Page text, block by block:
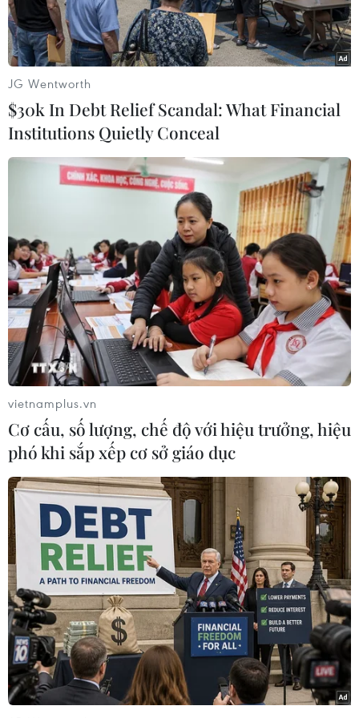
Dây truyền đóng gói tự động trứng gá Hòa Phát. (Ảnh:
Vietnam+)
Sau 7 tháng năm 2025, Tập đoàn Hòa Phát ghi
nhận mức tăng trưởng lợi nhuận 135% trong
lĩnh vực chăn nuôi gia cầm so với cùng kỳ năm
ngoái. Kết quả này là nhờ giá trứng tăng mạnh
trong bối cảnh nguồn cung giảm. Sản lượng duy
trì ổn định gần 1 triệu quả mỗi ngày, tương
đương công suất cao nhất trong năm 2024.
Việc nhập khẩu trứng từ các thị trường quen
thuộc như Thái Lan và Campuchia bị gián đoạn
do điều chỉnh chính sách thương mại và chi phí
logistics tăng cao. Bên cạnh đó, các tháng đầu
năm giá trứng thấp kỷ lục khiến nhiều hộ chăn
nuôi nhỏ lẻ cắt lỗ giảm đàn, dẫn đến nguồn
cung giảm, trong khi nhu cầu tiêu dùng trong
nước phục hồi nhanh, đẩy giá trứng lên mức
cao trong những ngày gần đây.
Giữa thị trường biến động, gia cầm Hòa Phát
vẫn giữ sản lượng ổn định nhờ hệ thống chăn
nuôi khép kín và kiểm soát chặt chẽ các yếu tố
JG Wentworth
$30k In Debt Relief Scandal: What Financial
Institutions Quietly Conceal
vietnamplus.vn
Cơ cấu, số lượng, chế độ với hiệu trưởng, hiệu
phó khi sắp xếp cơ sở giáo dục